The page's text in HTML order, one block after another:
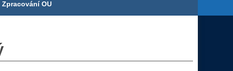
Zpracování OU